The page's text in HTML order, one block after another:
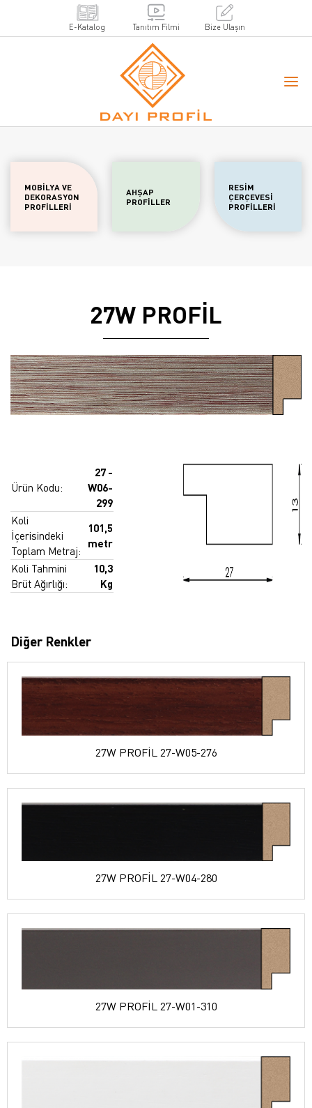
E-Katalog Tanıtım Filmi Bize Ulaşın
MOBİLYA VE
DEKORASYON
PROFİLLERİ
AHŞAP
PROFİLLER
RESİM
ÇERÇEVESİ
PROFİLLERİ
27W PROFİL
Ürün Kodu:
27 -
W06-
299
Koli
İçerisindeki
Toplam Metraj:
101,5
metr
Koli Tahmini
Brüt Ağırlığı:
10,3
Kg
Diğer Renkler
27W PROFİL 27-W05-276
27W PROFİL 27-W04-280
27W PROFİL 27-W01-310